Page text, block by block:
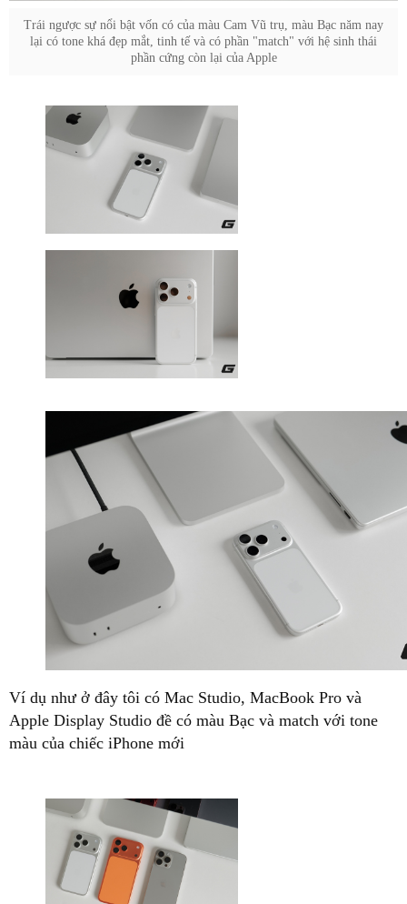
Trái ngược sự nổi bật vốn có của màu Cam Vũ trụ, màu Bạc năm nay
lại có tone khá đẹp mắt, tinh tế và có phần "match" với hệ sinh thái
phần cứng còn lại của Apple
Ví dụ như ở đây tôi có Mac Studio, MacBook Pro và
Apple Display Studio đề có màu Bạc và match với tone
màu của chiếc iPhone mới